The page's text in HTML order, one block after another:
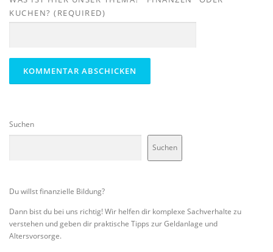
KUCHEN? (REQUIRED)
Suchen
Suchen
Du willst finanzielle Bildung?
Dann bist du bei uns richtig! Wir helfen dir komplexe Sachverhalte zu
verstehen und geben dir praktische Tipps zur Geldanlage und
Altersvorsorge.